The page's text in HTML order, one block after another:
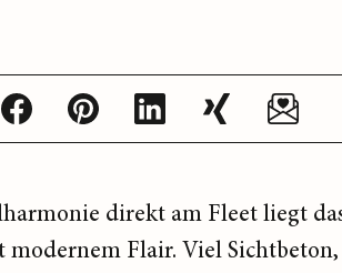
direkt am Fleet liegt
Flair. Viel